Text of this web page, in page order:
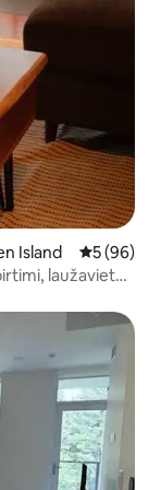
Island Vidutinis
5 (96)
laužaviete,